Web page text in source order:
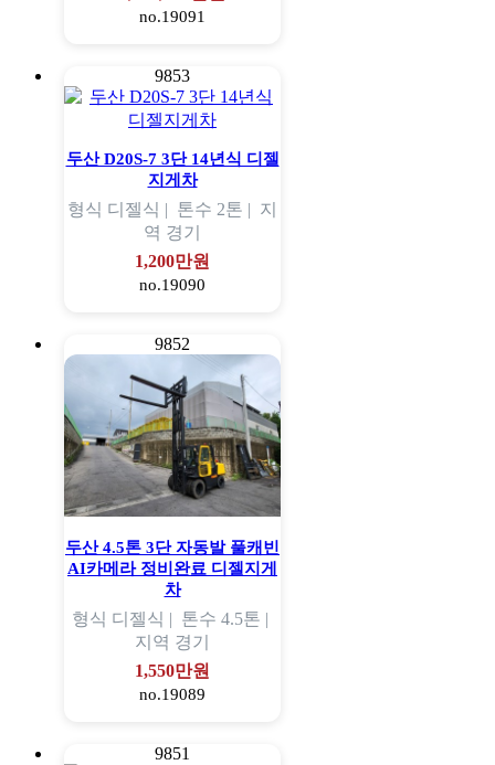
no.19091
9853
두산 D20S-7 3단 14년식 디젤
지게차
형식 디젤식 | 톤수 2톤 | 지
역 경기
1,200만원
no.19090
9852
두산 4.5톤 3단 자동발 풀캐빈
AI카메라 정비완료 디젤지게
차
형식 디젤식 | 톤수 4.5톤 |
지역 경기
1,550만원
no.19089
9851